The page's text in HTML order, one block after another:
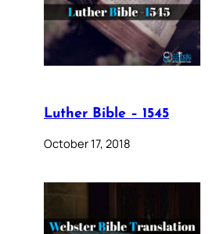
Luther Bible – 1545
October 17, 2018